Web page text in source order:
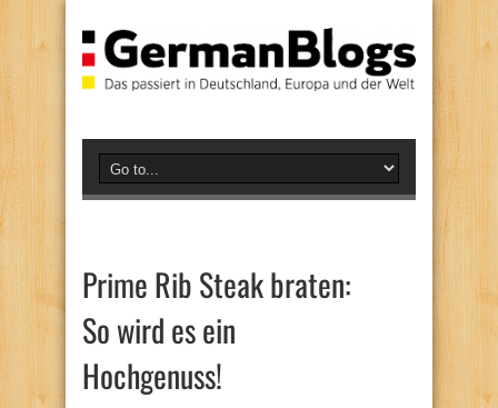
Prime Rib Steak braten:
So wird es ein
Hochgenuss!